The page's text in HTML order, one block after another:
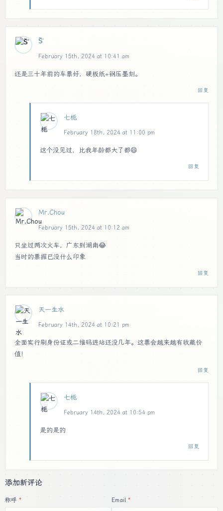
S̆̈
February 15th, 2024 at 10:41 am
还是三十年前的车票好，硬板纸+钢压墨刻。
回复
七栀
February 18th, 2024 at 11:00 pm
这个没见过，比我年龄都大了都😄
回复
Mr.Chou
February 15th, 2024 at 10:12 am
只坐过两次火车，广东到湖南😂
当时的票据已没什么印象
回复
天一生水
February 14th, 2024 at 10:21 pm
全面实行刷身份证或二维码进站还没几年。这票会越来越有收藏价
值！
回复
七栀
February 14th, 2024 at 10:54 pm
是的是的
回复
添加新评论
称呼 Email